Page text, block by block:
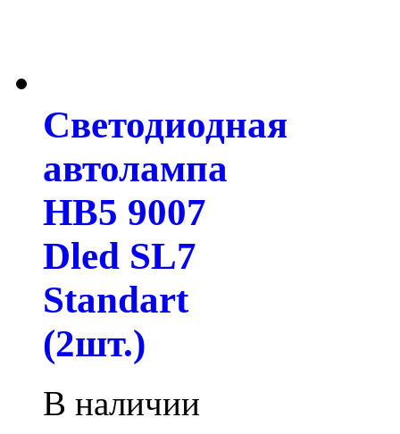
Светодиодная
автолампа
HB5 9007
Dled SL7
Standart
(2шт.)
В наличии